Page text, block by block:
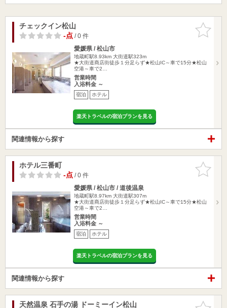
お気に入
りに追加
チェックイン松山
-点/ 0 件
愛媛県 / 松山市
地蔵町駅8.93km 大街道駅323m
★大街道商店街徒歩１分足らず★松山IC～車で15分★松山
空港～車で2…
営業時間
入浴料金 ～
宿泊 ホテル
楽天トラベルの宿泊プランを見る
関連情報から探す
お気に入
りに追加
ホテル三番町
-点/ 0 件
愛媛県 / 松山市 / 道後温泉
地蔵町駅8.97km 大街道駅307m
★大街道商店街徒歩１分足らず★松山IC～車で15分★松山
空港～車で2…
営業時間
入浴料金 ～
宿泊 ホテル
楽天トラベルの宿泊プランを見る
関連情報から探す
お気に入
天然温泉 石手の湯 ドーミーイン松山